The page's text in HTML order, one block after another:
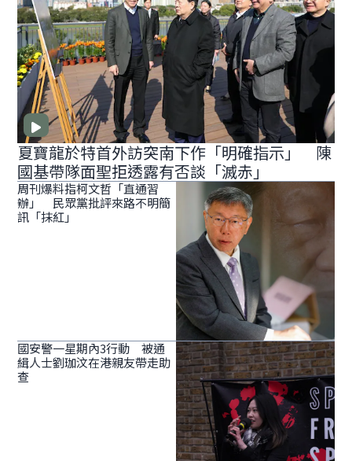
夏寶龍於特首外訪突南下作「明確指示」 陳
國基帶隊面聖拒透露有否談「滅赤」
周刊爆料指柯文哲「直通習
辦」 民眾黨批評來路不明簡
訊「抹紅」
國安警一星期內3行動 被通
緝人士劉珈汶在港親友帶走助
查